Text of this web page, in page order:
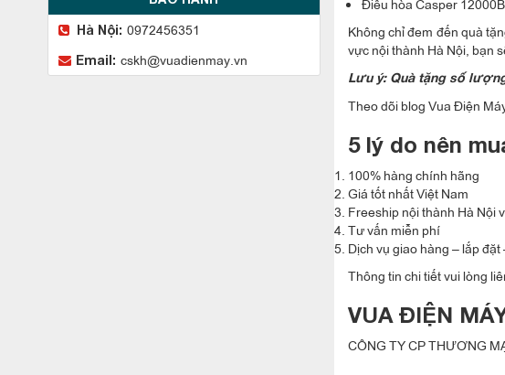
Hà Nội: 0972456351
Email: cskh@vuadienmay.vn
Không chỉ đem đến quà
vực nội thành Hà Nội, bạn
Lưu ý: Quà tặng số
Theo dõi blog Vua Điện
5 lý do nên
100% hàng chính hãng
Giá tốt nhất Việt Nam
Freeship nội thành Hà Nội
Tư vấn miễn phí
Dịch vụ giao hàng – lắp
Thông tin chi tiết vui lòng
VUA ĐIỆN
CÔNG TY CP THƯƠNG